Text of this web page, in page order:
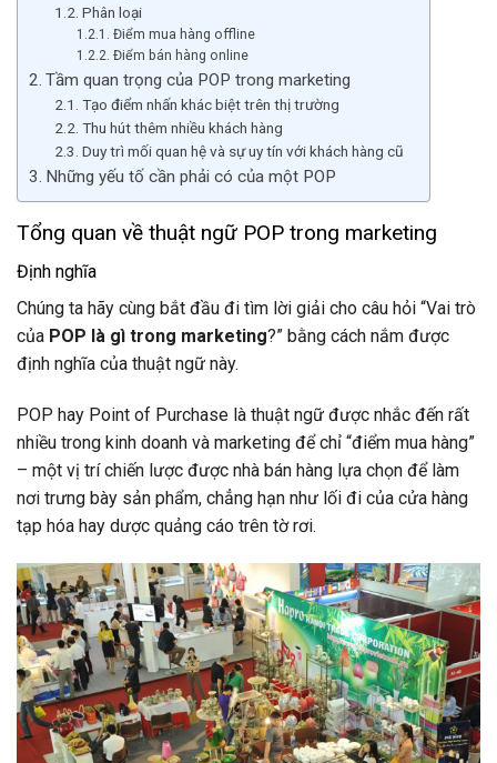
Phân loại
Điểm mua hàng offline
Điểm bán hàng online
Tầm quan trọng của POP trong marketing
Tạo điểm nhấn khác biệt trên thị trường
Thu hút thêm nhiều khách hàng
Duy trì mối quan hệ và sự uy tín với khách hàng cũ
Những yếu tố cần phải có của một POP
Tổng quan về thuật ngữ POP trong marketing
Định nghĩa
Chúng ta hãy cùng bắt đầu đi tìm lời giải cho câu hỏi “Vai trò
của POP là gì trong marketing?” bằng cách nắm được
định nghĩa của thuật ngữ này.
POP hay Point of Purchase là thuật ngữ được nhắc đến rất
nhiều trong kinh doanh và marketing để chỉ “điểm mua hàng”
– một vị trí chiến lược được nhà bán hàng lựa chọn để làm
nơi trưng bày sản phẩm, chẳng hạn như lối đi của cửa hàng
tạp hóa hay dược quảng cáo trên tờ rơi.